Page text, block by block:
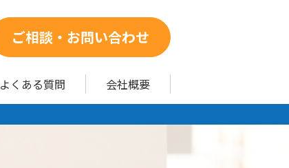
ご相談・お問い合わせ
よくある質問 会社概要